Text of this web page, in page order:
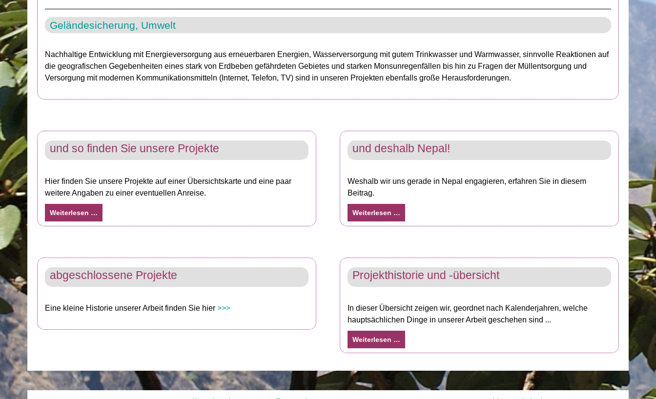
Geländesicherung, Umwelt
Nachhaltige Entwicklung mit Energieversorgung aus erneuerbaren Energien, Wasserversorgung mit gutem Trinkwasser und Warmwasser, sinnvolle Reaktionen auf
die geografischen Gegebenheiten eines stark von Erdbeben gefährdeten Gebietes und starken Monsunregenfällen bis hin zu Fragen der Müllentsorgung und
Versorgung mit modernen Kommunikationsmitteln (Internet, Telefon, TV) sind in unseren Projekten ebenfalls große Herausforderungen.
und so finden Sie unsere Projekte
Hier finden Sie unsere Projekte auf einer Übersichtskarte und eine paar
weitere Angaben zu einer eventuellen Anreise.
Weiterlesen …
und deshalb Nepal!
Weshalb wir uns gerade in Nepal engagieren, erfahren Sie in diesem
Beitrag.
Weiterlesen …
abgeschlossene Projekte
Eine kleine Historie unserer Arbeit finden Sie hier >>>
Projekthistorie und -übersicht
In dieser Übersicht zeigen wir, geordnet nach Kalenderjahren, welche
hauptsächlichen Dinge in unserer Arbeit geschehen sind ...
Weiterlesen …